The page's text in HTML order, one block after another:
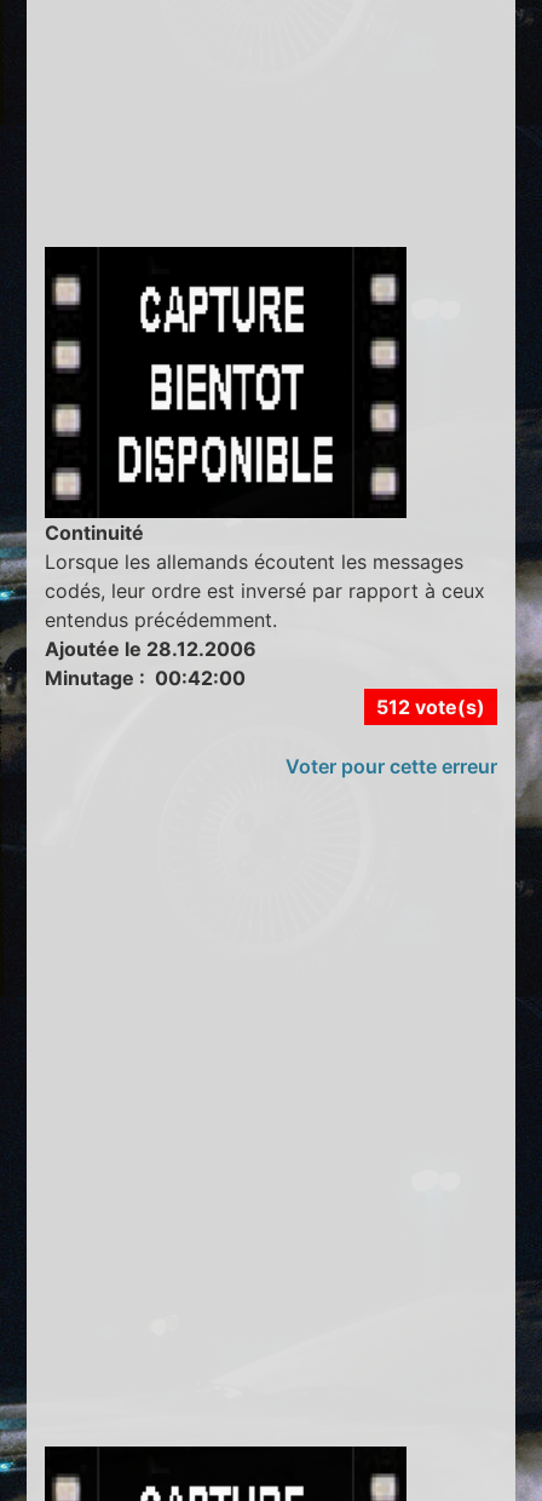
Continuité
Lorsque les allemands écoutent les messages
codés, leur ordre est inversé par rapport à ceux
entendus précédemment.
Ajoutée le 28.12.2006
Minutage : 00:42:00
512 vote(s)
Voter pour cette erreur